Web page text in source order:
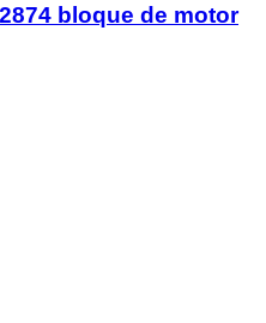
bloque de motor